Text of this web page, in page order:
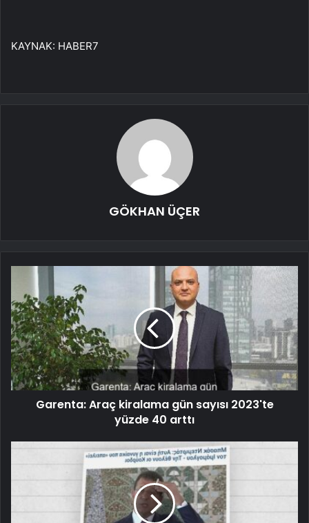
KAYNAK: HABER7
GÖKHAN ÜÇER
Garenta: Araç kiralama gün sayısı 2023'te
yüzde 40 arttı